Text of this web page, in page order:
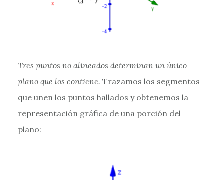
Tres puntos no alineados determinan un único
plano que los contiene. Trazamos los segmentos
que unen los puntos hallados y obtenemos la
representación gráfica de una porción del
plano: